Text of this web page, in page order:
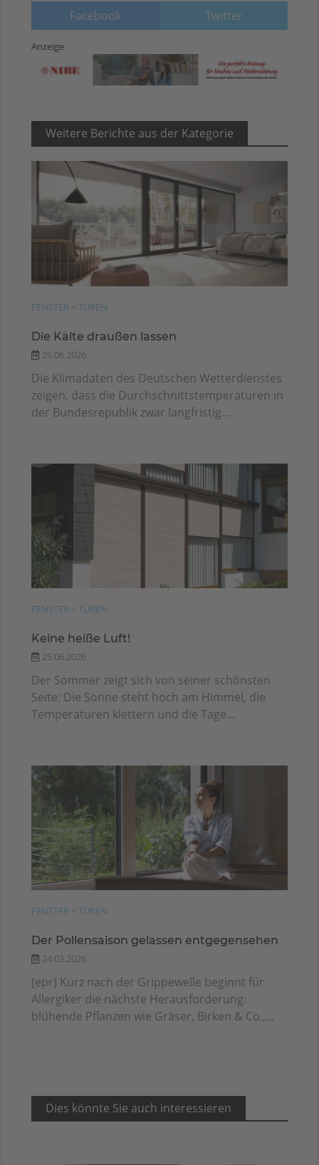
Facebook Twitter
Anzeige
Weitere Berichte aus der Kategorie
FENSTER + TÜREN
Die Kälte draußen lassen
25.06.2026
Die Klimadaten des Deutschen Wetterdienstes
zeigen, dass die Durchschnittstemperaturen in
der Bundesrepublik zwar langfristig...
FENSTER + TÜREN
Keine heiße Luft!
25.06.2026
Der Sommer zeigt sich von seiner schönsten
Seite: Die Sonne steht hoch am Himmel, die
Temperaturen klettern und die Tage...
FENSTER + TÜREN
Der Pollensaison gelassen entgegensehen
24.03.2026
(epr) Kurz nach der Grippewelle beginnt für
Allergiker die nächste Herausforderung:
blühende Pflanzen wie Gräser, Birken & Co.,...
Dies könnte Sie auch interessieren